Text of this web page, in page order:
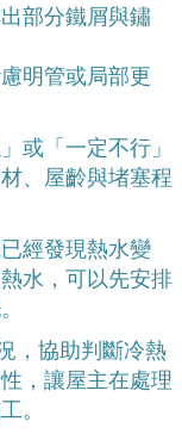
部分鐵屑與鏽
明管或局部更
或「一定不行」
、屋齡與堵塞程
經發現熱水變
水，可以先安排
，協助判斷冷熱
，讓屋主在處理
。